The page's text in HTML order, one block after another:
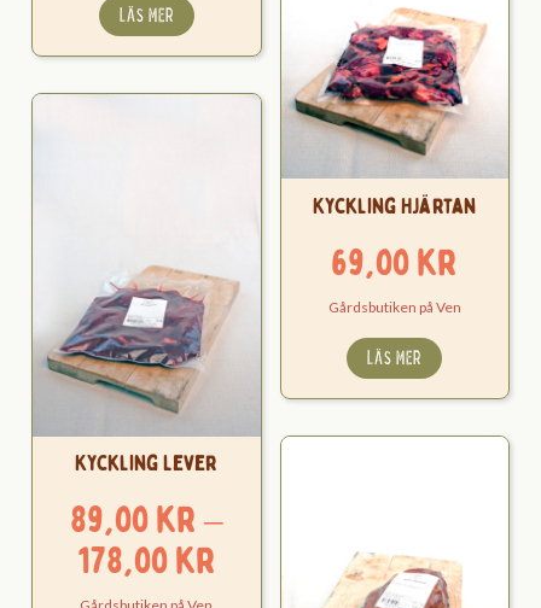
199,00 kr
LÄS MER
Kyckling Hjärtan
69,00kr
Gårdsbutiken på Ven
LÄS MER
Kyckling Lever
89,00kr–
178,00kr Prisintervall: